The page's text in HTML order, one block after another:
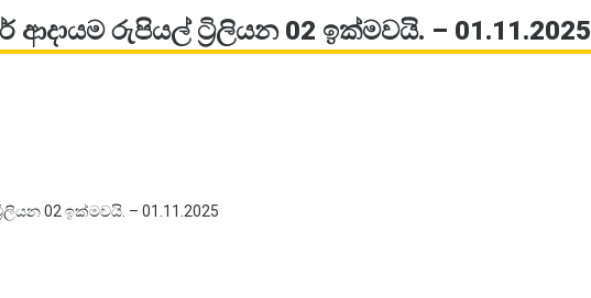
ආදායම රුපියල් ට්‍රිලියන 02 ඉක්මවයි. – 01.11.2025
02 ඉක්මවයි. – 01.11.2025